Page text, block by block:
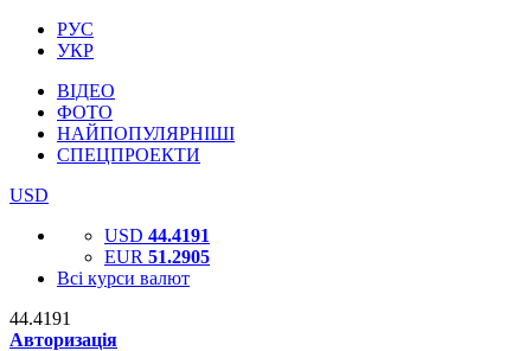
РУС
УКР
ВІДЕО
ФОТО
НАЙПОПУЛЯРНІШІ
СПЕЦПРОЕКТИ
USD
USD 44.4191
EUR 51.2905
Всі курси валют
44.4191
Авторизація